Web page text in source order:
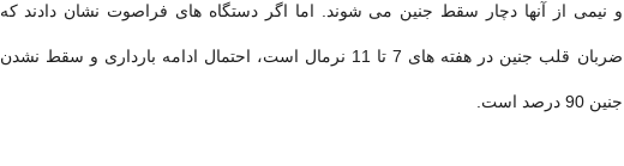
و نیمی از آنها دچار سقط جنین می شوند. اما اگر دستگاه های فراصوت نشان دادند که
ضربان قلب جنین در هفته های 7 تا 11 نرمال است، احتمال ادامه بارداری و سقط نشدن
جنین 90 درصد است.